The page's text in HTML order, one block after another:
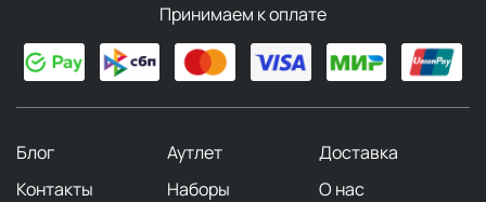
Принимаем к оплате
Блог Аутлет
Доставка
Контакты
Наборы
О нас